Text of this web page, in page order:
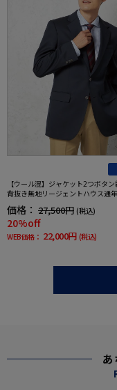
【ウール混】ジャケット2つボタ
背抜き無地リージェントハウス通年
価格： 27,500円 (税込)
20%off
WEB価格： 22,000円 (税込)